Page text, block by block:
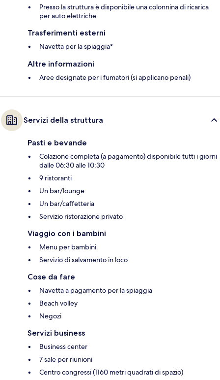
Presso la struttura è disponibile una colonnina di ricarica
per auto elettriche
Trasferimenti esterni
Navetta per la spiaggia*
Altre informazioni
Aree designate per i fumatori (si applicano penali)
Servizi della struttura
Pasti e bevande
Colazione completa (a pagamento) disponibile tutti i giorni
dalle 06:30 alle 10:30
9 ristoranti
Un bar/lounge
Un bar/caffetteria
Servizio ristorazione privato
Viaggio con i bambini
Menu per bambini
Servizio di salvamento in loco
Cose da fare
Navetta a pagamento per la spiaggia
Beach volley
Negozi
Servizi business
Business center
7 sale per riunioni
Centro congressi (1160 metri quadrati di spazio)